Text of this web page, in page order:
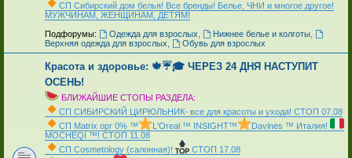
СП Сибирский дом белья! Все бренды! Белье, ЧНИ и многое другое!
МУЖЧИНАМ, ЖЕНЩИНАМ, ДЕТЯМ!
Подфорумы: Одежда для взрослых Нижнее белье и колготы,
Верхняя одежда для взрослых
Обувь для взрослых
Красота и здоровье: 🍁☔🎓 ЧЕРЕЗ 24 ДНЯ НАСТУПИТ
ОСЕНЬ!
БЛИЖАЙШИЕ СТОПЫ РАЗДЕЛА:
СП СИБИРСКИЙ ЦИРЮЛЬНИК- все для красоты и ухода! СТОП 07.08
СП Matrix орг 0% ™
L'Oreal ™ INSIGHT™
Davines ™ Италия!
MOCHEQI ™! СТОП 11.08
СП Cosmetology (салонная)!
СТОП 17.08